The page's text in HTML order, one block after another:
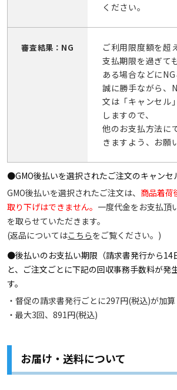
ください。
審査結果：NG
ご利用限度額を超
支払期限を過ぎて
ある場合などにNG
誠に勝手ながら、
文は「キャンセル
しますので、
他のお支払方法に
きますよう、お願
●GMO後払いを選択されたご注文のキャンセ
GMO後払いを選択されたご注文は、 商品着荷
取り下げはできません。 一度代金をお支払頂
を取らせていただきます。
(返品についてはこちらをご覧ください。)
●後払いのお支払い期限（請求書発行から14
と、ご注文ごとに下記の回収事務手数料が発
す。
・督促の請求書発行ごとに297円(税込)が加算
・最大3回、891円(税込)
お届け・送料について